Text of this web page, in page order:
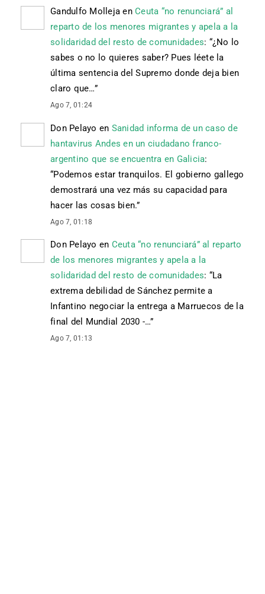
Gandulfo Molleja en Ceuta “no renunciará” al
reparto de los menores migrantes y apela a la
solidaridad del resto de comunidades: “¿No lo
sabes o no lo quieres saber? Pues léete la
última sentencia del Supremo donde deja bien
claro que…”
Ago 7, 01:24
Don Pelayo en Sanidad informa de un caso de
hantavirus Andes en un ciudadano franco-
argentino que se encuentra en Galicia:
“Podemos estar tranquilos. El gobierno gallego
demostrará una vez más su capacidad para
hacer las cosas bien.”
Ago 7, 01:18
Don Pelayo en Ceuta “no renunciará” al reparto
de los menores migrantes y apela a la
solidaridad del resto de comunidades: “La
extrema debilidad de Sánchez permite a
Infantino negociar la entrega a Marruecos de la
final del Mundial 2030 -…”
Ago 7, 01:13